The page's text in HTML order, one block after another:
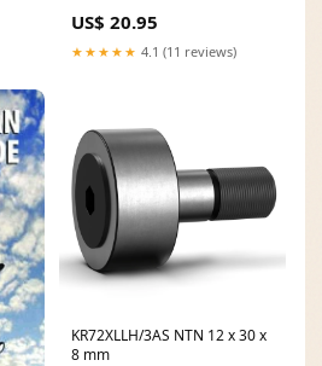
US$ 20.95
★★★★★ 4.1 (11 reviews)
KR72XLLH/3AS NTN 12 x 30 x
8 mm